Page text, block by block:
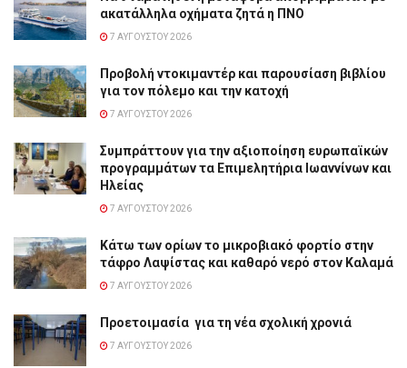
ακατάλληλα οχήματα ζητά η ΠΝΟ
7 ΑΥΓΟΎΣΤΟΥ 2026
Προβολή ντοκιμαντέρ και παρουσίαση βιβλίου
για τον πόλεμο και την κατοχή
7 ΑΥΓΟΎΣΤΟΥ 2026
Συμπράττουν για την αξιοποίηση ευρωπαϊκών
προγραμμάτων τα Επιμελητήρια Ιωαννίνων και
Ηλείας
7 ΑΥΓΟΎΣΤΟΥ 2026
Κάτω των ορίων το μικροβιακό φορτίο στην
τάφρο Λαψίστας και καθαρό νερό στον Καλαμά
7 ΑΥΓΟΎΣΤΟΥ 2026
Προετοιμασία για τη νέα σχολική χρονιά
7 ΑΥΓΟΎΣΤΟΥ 2026